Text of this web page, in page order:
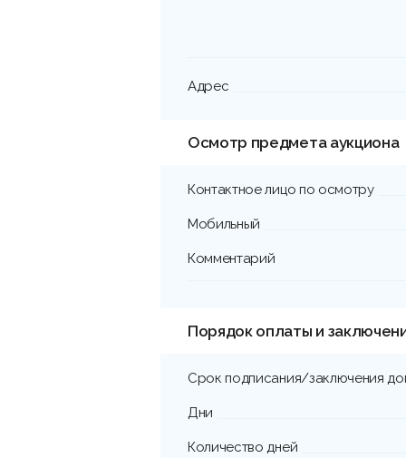
Адрес
Осмотр предмета аукциона
Контактное лицо по осмотру
Мобильный
Комментарий
Порядок оплаты и
Срок подписания/заключения
Дни
Количество дней